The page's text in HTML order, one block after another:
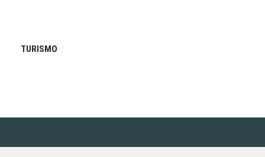
TURISMO